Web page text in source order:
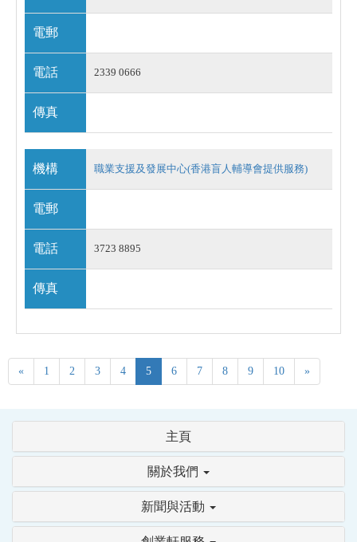
電郵
電話 2339 0666
傳真
機構 職業支援及發展中心(香港盲人輔導會提供服務)
電郵
電話 3723 8895
傳真
« 1 2 3 4 5 6 7 8 9 10 »
主頁
關於我們
新聞與活動